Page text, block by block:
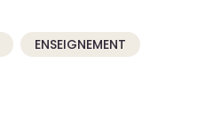
ENSEIGNEMENT